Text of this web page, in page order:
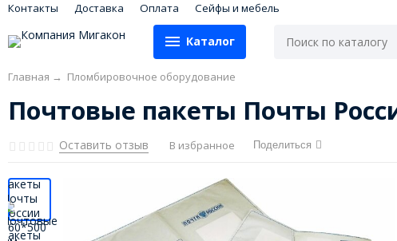
Контакты Доставка Оплата Сейфы и мебель
Каталог
Главная → Пломбировочное оборудование
Почтовые пакеты Почты
Оставить отзыв В избранное Поделиться